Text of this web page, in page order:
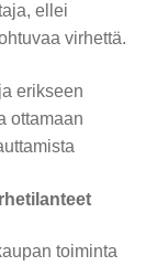
ellei
virhettä.
erikseen
ottamaan
toiminta